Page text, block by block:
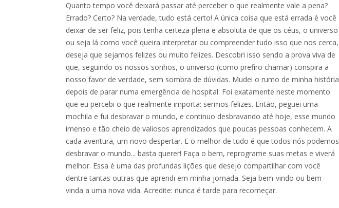
Quanto tempo você deixará passar até perceber o que realmente vale a pena?
Errado? Certo? Na verdade, tudo está certo! A única coisa que está errada é você
deixar de ser feliz, pois tenha certeza plena e absoluta de que os céus, o universo
ou seja lá como você queira interpretar ou compreender tudo isso que nos cerca,
deseja que sejamos felizes ou muito felizes. Descobri isso sendo a prova viva de
que, seguindo os nossos sonhos, o universo (como prefiro chamar) conspira a
nosso favor de verdade, sem sombra de dúvidas. Mudei o rumo de minha história
depois de parar numa emergência de hospital. Foi exatamente neste momento
que eu percebi o que realmente importa: sermos felizes. Então, peguei uma
mochila e fui desbravar o mundo, e continuo desbravando até hoje, esse mundo
imenso e tão cheio de valiosos aprendizados que poucas pessoas conhecem. A
cada aventura, um novo despertar. E o melhor de tudo é que todos nós podemos
desbravar o mundo... basta querer! Faça o bem, reprograme suas metas e viverá
melhor. Essa é uma das profundas lições que desejo compartilhar com você
dentre tantas outras que aprendi em minha jornada. Seja bem-vindo ou bem-
vinda a uma nova vida. Acredite: nunca é tarde para recomeçar.